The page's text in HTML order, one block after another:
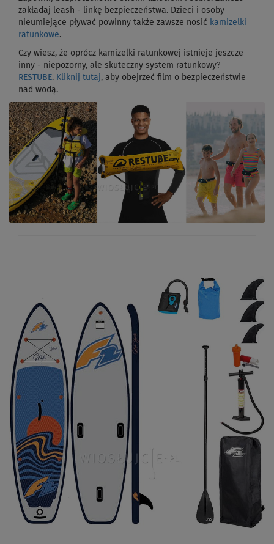
zakładaj leash - linkę bezpieczeństwa. Dzieci i osoby
nieumiejące pływać powinny także zawsze nosić kamizelki
ratunkowe.
Czy wiesz, że oprócz kamizelki ratunkowej istnieje jeszcze
inny - niepozorny, ale skuteczny system ratunkowy?
RESTUBE. Kliknij tutaj, aby obejrzeć film o bezpieczeństwie
nad wodą.